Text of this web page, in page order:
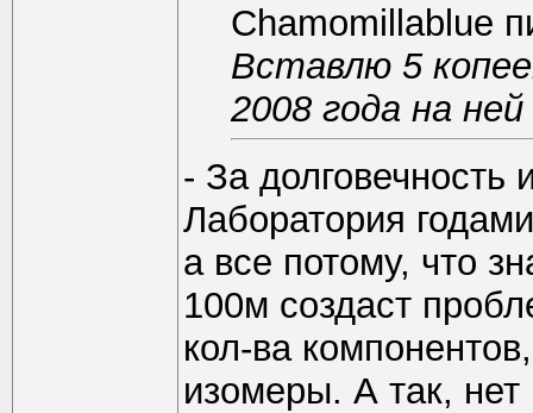
Chamomillablue
Вставлю 5
2008 года на
- За долговечность
Лаборатория
а все потому, что
100м создаст
кол-ва
изомеры. А так,